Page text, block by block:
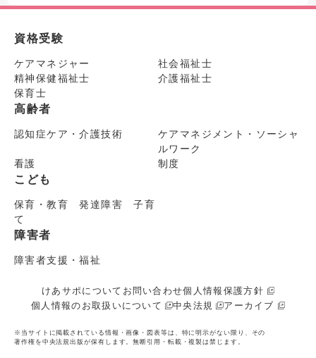
資格受験
ケアマネジャー
社会福祉士
精神保健福祉士
介護福祉士
保育士
高齢者
認知症ケア・介護技術
ケアマネジメント・ソーシャ
ルワーク
看護
制度
こども
保育・教育 発達障害 子育
て
障害者
障害者支援・福祉
けあサポについて お問い合わせ個人情報保護方針
個人情報のお取扱いについて
中央法規 アーカイブ
※当サイトに掲載されている情報・画像・図表等は、特に明示がない限り、その
著作権を中央法規出版が保有します。無断引用・転載・複製は禁じます。